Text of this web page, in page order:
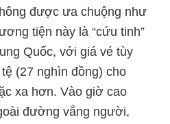
được ưa chuộng như
tiện này là “cứu tinh”
Quốc, với giá vé tùy
(27 nghìn đồng) cho
xa hơn. Vào giờ cao
đường vắng người,